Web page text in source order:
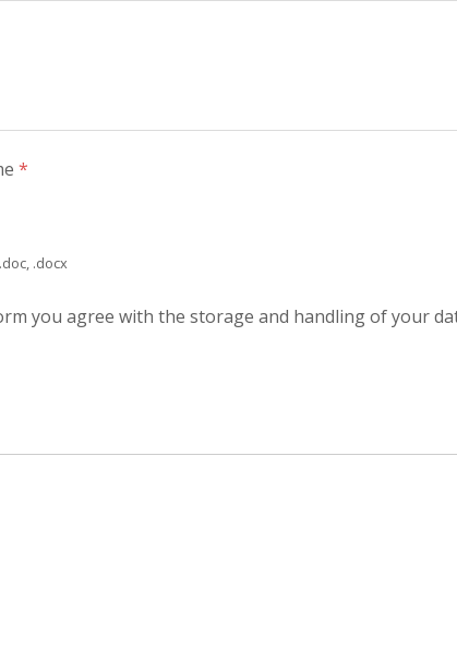
*
.docx
you agree with the storage and handling of your